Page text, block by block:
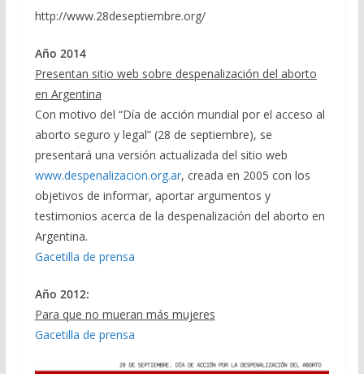
http://www.28deseptiembre.org/
Año 2014
Presentan sitio web sobre despenalización del aborto
en Argentina
Con motivo del “Día de acción mundial por el acceso al
aborto seguro y legal” (28 de septiembre), se
presentará una versión actualizada del sitio web
www.despenalizacion.org.ar, creada en 2005 con los
objetivos de informar, aportar argumentos y
testimonios acerca de la despenalización del aborto en
Argentina.
Gacetilla de prensa
Año 2012:
Para que no mueran más mujeres
Gacetilla de prensa